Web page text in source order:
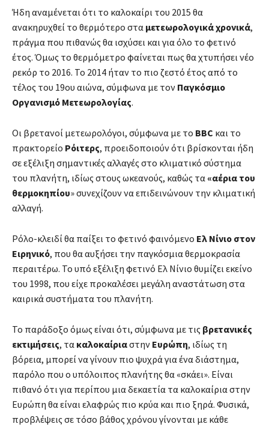
Ήδη αναμένεται ότι το καλοκαίρι του 2015 θα
ανακηρυχθεί το θερμότερο στα μετεωρολογικά χρονικά,
πράγμα που πιθανώς θα ισχύσει και για όλο το φετινό
έτος. Όμως το θερμόμετρο φαίνεται πως θα χτυπήσει νέο
ρεκόρ το 2016. Το 2014 ήταν το πιο ζεστό έτος από το
τέλος του 19ου αιώνα, σύμφωνα με τον Παγκόσμιο
Οργανισμό Μετεωρολογίας.
Οι βρετανοί μετεωρολόγοι, σύμφωνα με το BBC και το
πρακτορείο Ρόιτερς, προειδοποιούν ότι βρίσκονται ήδη
σε εξέλιξη σημαντικές αλλαγές στο κλιματικό σύστημα
του πλανήτη, ιδίως στους ωκεανούς, καθώς τα «αέρια του
θερμοκηπίου» συνεχίζουν να επιδεινώνουν την κλιματική
αλλαγή.
Ρόλο-κλειδί θα παίξει το φετινό φαινόμενο Ελ Νίνιο στον
Ειρηνικό, που θα αυξήσει την παγκόσμια θερμοκρασία
περαιτέρω. Το υπό εξέλιξη φετινό Ελ Νίνιο θυμίζει εκείνο
του 1998, που είχε προκαλέσει μεγάλη αναστάτωση στα
καιρικά συστήματα του πλανήτη.
Το παράδοξο όμως είναι ότι, σύμφωνα με τις βρετανικές
εκτιμήσεις, τα καλοκαίριαστην Ευρώπη, ιδίως τη
βόρεια, μπορεί να γίνουν πιο ψυχρά για ένα διάστημα,
παρόλο που ο υπόλοιπος πλανήτης θα «σκάει». Είναι
πιθανό ότι για περίπου μια δεκαετία τα καλοκαίρια στην
Ευρώπη θα είναι ελαφρώς πιο κρύα και πιο ξηρά. Φυσικά,
προβλέψεις σε τόσο βάθος χρόνου γίνονται με κάθε